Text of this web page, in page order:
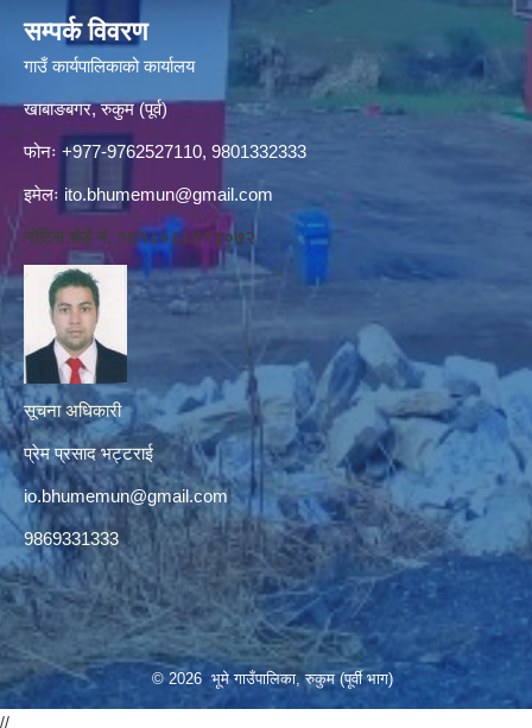
सम्पर्क विवरण
गाउँ कार्यपालिकाको कार्यालय
खाबाङबगर, रुकुम (पूर्व)
फोनः +977-9762527110, 9801332333
इमेलः ito.bhumemun@gmail.com
नोटिस बोर्ड नं. १६१८०८८४१३०७२
सूचना अधिकारी
प्रेम प्रसाद भट्टराई
io.bhumemun@gmail.com
9869331333
© 2026 भूमे गाउँपालिका, रुकुम (पूर्वी भाग)
//